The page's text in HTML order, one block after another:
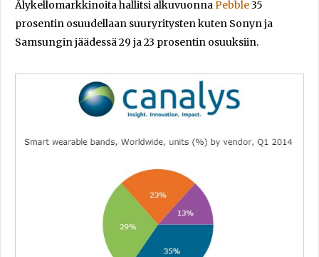
Älykellomarkkinoita hallitsi alkuvuonnaPebble35
prosentin osuudellaan suuryritysten kuten Sonyn ja
Samsungin jäädessä 29 ja 23 prosentin osuuksiin.